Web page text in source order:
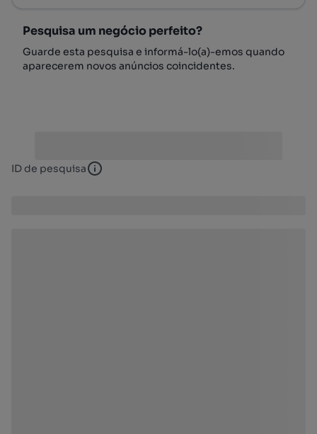
Pesquisa um negócio perfeito?
Guarde esta pesquisa e informá-lo(a)-emos quando
aparecerem novos anúncios coincidentes.
ID de pesquisa ID de pesquisa